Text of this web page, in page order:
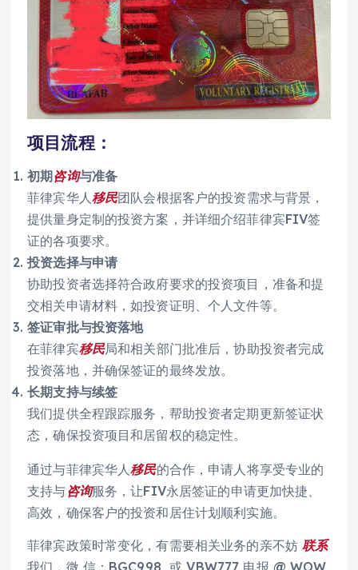
项目流程：
初期咨询与准备
菲律宾华人 移民团队会根据客户的投资需求与背景，
提供量身定制的投资方案，并详细介绍菲律宾FIV签
证的各项要求。
投资选择与申请
协助投资者选择符合政府要求的投资项目，准备和提
交相关申请材料，如投资证明、个人文件等。
签证审批与投资落地
在菲律宾移民局和相关部门批准后，协助投资者完成
投资落地，并确保签证的最终发放。
长期支持与续签
我们提供全程跟踪服务，帮助投资者定期更新签证状
态，确保投资项目和居留权的稳定性。
通过与菲律宾华人移民的合作，申请人将享受专业的
支持与咨询服务，让FIV永居签证的申请更加快捷、
高效，确保客户的投资和居住计划顺利实施。
菲律宾政策时常变化，有需要相关业务的亲不妨联系